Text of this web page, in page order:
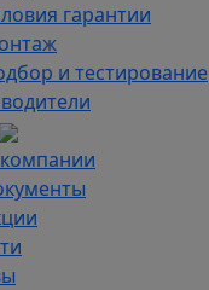
гарантии
и тестирование